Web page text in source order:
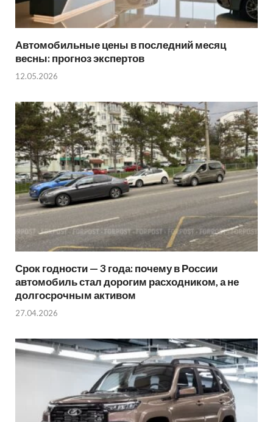
Автомобильные цены в последний месяц
весны: прогноз экспертов
12.05.2026
Срок годности — 3 года: почему в России
автомобиль стал дорогим расходником, а не
долгосрочным активом
27.04.2026